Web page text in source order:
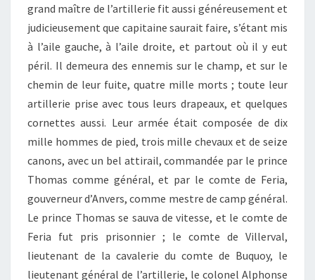
grand maître de l’artillerie fit aussi généreusement et
judicieusement que capitaine saurait faire, s’étant mis
à l’aile gauche, à l’aile droite, et partout où il y eut
péril. Il demeura des ennemis sur le champ, et sur le
chemin de leur fuite, quatre mille morts ; toute leur
artillerie prise avec tous leurs drapeaux, et quelques
cornettes aussi. Leur armée était composée de dix
mille hommes de pied, trois mille chevaux et de seize
canons, avec un bel attirail, commandée par le prince
Thomas comme général, et par le comte de Feria,
gouverneur d’Anvers, comme mestre de camp général.
Le prince Thomas se sauva de vitesse, et le comte de
Feria fut pris prisonnier ; le comte de Villerval,
lieutenant de la cavalerie du comte de Buquoy, le
lieutenant général de l’artillerie, le colonel Alphonse